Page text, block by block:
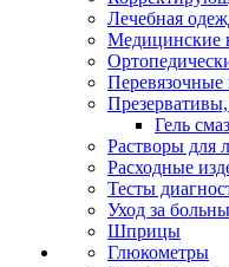
Лечебная
Медицинские
Перевязочные
Гель
Растворы для
Расходные
Тесты
Уход за
Шприцы
Глюкометры